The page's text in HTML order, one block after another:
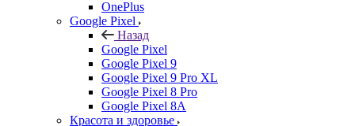
OnePlus
Google Pixel
Назад
Google Pixel
Google Pixel 9
Google Pixel 9 Pro XL
Google Pixel 8 Pro
Google Pixel 8A
Красота и здоровье